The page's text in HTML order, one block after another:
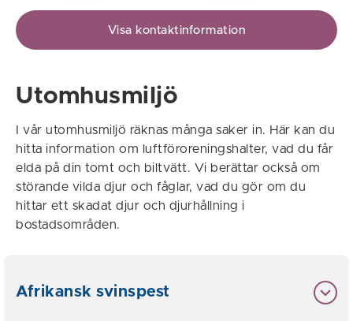
Visa kontaktinformation
Utomhusmiljö
I vår utomhusmiljö räknas många saker in. Här kan du
hitta information om luftföroreningshalter, vad du får
elda på din tomt och biltvätt. Vi berättar också om
störande vilda djur och fåglar, vad du gör om du
hittar ett skadat djur och djurhållning i
bostadsområden.
Afrikansk svinspest